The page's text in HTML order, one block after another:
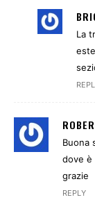
La
Buona
dove è
grazie
REPLY